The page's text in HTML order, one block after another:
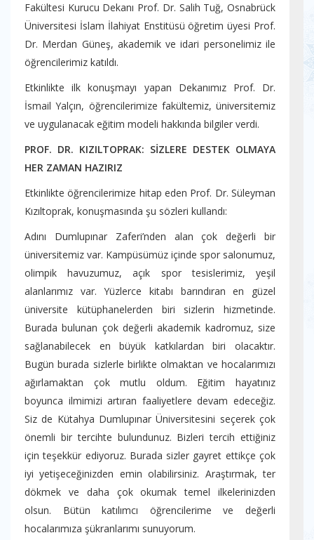
Fakültesi Kurucu Dekanı Prof. Dr. Salih Tuğ, Osnabrück
Üniversitesi İslam İlahiyat Enstitüsü öğretim üyesi Prof.
Dr. Merdan Güneş, akademik ve idari personelimiz ile
öğrencilerimiz katıldı.
Etkinlikte ilk konuşmayı yapan Dekanımız Prof. Dr.
İsmail Yalçın, öğrencilerimize fakültemiz, üniversitemiz
ve uygulanacak eğitim modeli hakkında bilgiler verdi.
PROF. DR. KIZILTOPRAK: SİZLERE DESTEK OLMAYA
HER ZAMAN HAZIRIZ
Etkinlikte öğrencilerimize hitap eden Prof. Dr. Süleyman
Kızıltoprak, konuşmasında şu sözleri kullandı:
Adını Dumlupınar Zaferi’nden alan çok değerli bir
üniversitemiz var. Kampüsümüz içinde spor salonumuz,
olimpik havuzumuz, açık spor tesislerimiz, yeşil
alanlarımız var. Yüzlerce kitabı barındıran en güzel
üniversite kütüphanelerden biri sizlerin hizmetinde.
Burada bulunan çok değerli akademik kadromuz, size
sağlanabilecek en büyük katkılardan biri olacaktır.
Bugün burada sizlerle birlikte olmaktan ve hocalarımızı
ağırlamaktan çok mutlu oldum. Eğitim hayatınız
boyunca ilmimizi artıran faaliyetlere devam edeceğiz.
Siz de Kütahya Dumlupınar Üniversitesini seçerek çok
önemli bir tercihte bulundunuz. Bizleri tercih ettiğiniz
için teşekkür ediyoruz. Burada sizler gayret ettikçe çok
iyi yetişeceğinizden emin olabilirsiniz. Araştırmak, ter
dökmek ve daha çok okumak temel ilkelerinizden
olsun. Bütün katılımcı öğrencilerime ve değerli
hocalarımıza şükranlarımı sunuyorum.